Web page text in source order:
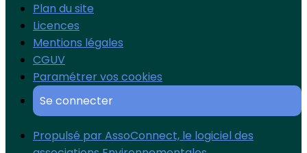
Plan du site
Licences
Mentions légales
CGUV
Paramétrer vos cookies
Se connecter
Propulsé par AssoConnect, le logiciel des